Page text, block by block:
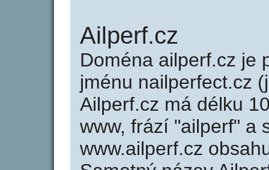
Ailperf.cz
Doména ailperf.cz je
jménu nailperfect.cz
Ailperf.cz má délku
www, frází "ailperf" a
www.ailperf.cz